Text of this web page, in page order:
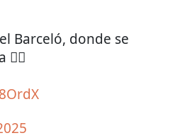
Barceló, donde se